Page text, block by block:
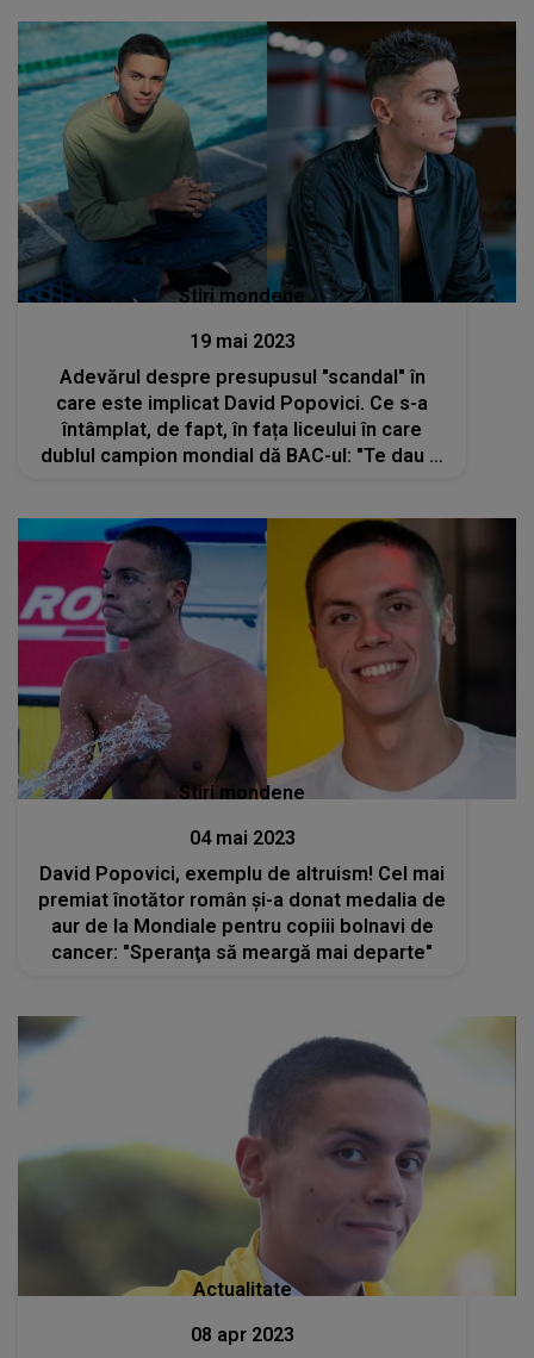
Stiri mondene
19 mai 2023
Adevărul despre presupusul "scandal" în
care este implicat David Popovici. Ce s-a
întâmplat, de fapt, în fața liceului în care
dublul campion mondial dă BAC-ul: "Te dau în
Stiri mondene
04 mai 2023
David Popovici, exemplu de altruism! Cel mai
premiat înotător român și-a donat medalia de
aur de la Mondiale pentru copiii bolnavi de
cancer: "Speranţa să meargă mai departe"
Actualitate
08 apr 2023